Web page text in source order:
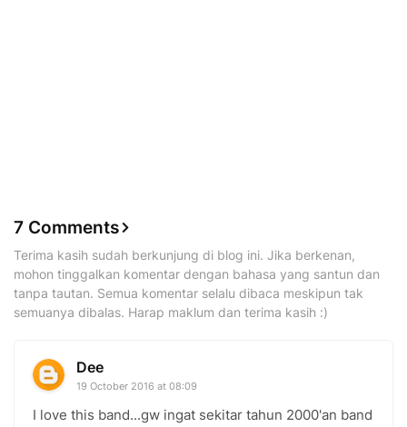
7 Comments
Terima kasih sudah berkunjung di blog ini. Jika berkenan,
mohon tinggalkan komentar dengan bahasa yang santun dan
tanpa tautan. Semua komentar selalu dibaca meskipun tak
semuanya dibalas. Harap maklum dan terima kasih :)
Dee
19 October 2016 at 08:09
I love this band...gw ingat sekitar tahun 2000'an band